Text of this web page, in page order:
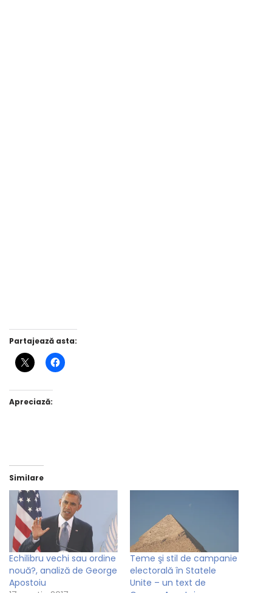
Partajează asta:
Apreciază:
Similare
Echilibru vechi sau ordine
nouă?, analiză de George
Apostoiu
Teme şi stil de campanie
electorală în Statele
Unite – un text de